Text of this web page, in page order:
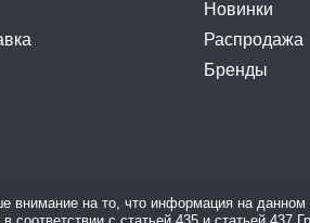
Новинки
Распродажа
Бренды
на то, что информация на данном